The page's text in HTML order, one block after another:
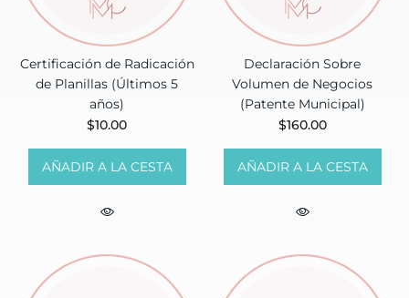
Certificación de Radicación
de Planillas (Últimos 5
años)
$10.00
AÑADIR A LA CESTA
Declaración Sobre
Volumen de Negocios
(Patente Municipal)
$160.00
AÑADIR A LA CESTA